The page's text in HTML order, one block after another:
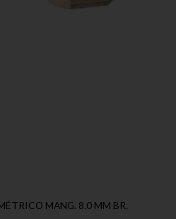
MANG. 8.0 MM BR.